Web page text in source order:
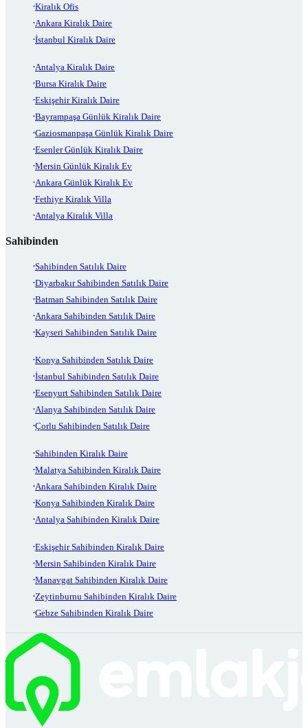
Kiralık Ofis
Ankara Kiralık Daire
İstanbul Kiralık Daire
Antalya Kiralık Daire
Bursa Kiralık Daire
Eskişehir Kiralık Daire
Bayrampaşa Günlük Kiralık Daire
Gaziosmanpaşa Günlük Kiralık Daire
Esenler Günlük Kiralık Daire
Mersin Günlük Kiralık Ev
Ankara Günlük Kiralık Ev
Fethiye Kiralık Villa
Antalya Kiralık Villa
Sahibinden
Sahibinden Satılık Daire
Diyarbakır Sahibinden Satılık Daire
Batman Sahibinden Satılık Daire
Ankara Sahibinden Satılık Daire
Kayseri Sahibinden Satılık Daire
Konya Sahibinden Satılık Daire
İstanbul Sahibinden Satılık Daire
Esenyurt Sahibinden Satılık Daire
Alanya Sahibinden Satılık Daire
Çorlu Sahibinden Satılık Daire
Sahibinden Kiralık Daire
Malatya Sahibinden Kiralık Daire
Ankara Sahibinden Kiralık Daire
Konya Sahibinden Kiralık Daire
Antalya Sahibinden Kiralık Daire
Eskişehir Sahibinden Kiralık Daire
Mersin Sahibinden Kiralık Daire
Manavgat Sahibinden Kiralık Daire
Zeytinburnu Sahibinden Kiralık Daire
Gebze Sahibinden Kiralık Daire